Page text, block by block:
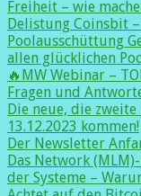
Freiheit – wie
Delistung Coinsbit –
Poolausschüttung
allen glücklichen
🔥MW Webinar –
Fragen und
Die neue, die
13.12.2023 kommen!
Der Newsletter
Das Network
der Systeme –